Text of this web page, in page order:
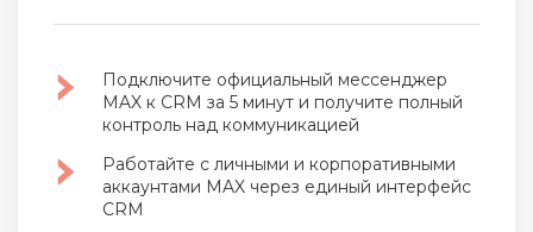
Подключите официальный мессенджер
MAX к CRM за 5 минут и получите полный
контроль над коммуникацией
Работайте с личными и корпоративными
аккаунтами MAX через единый интерфейс
CRM